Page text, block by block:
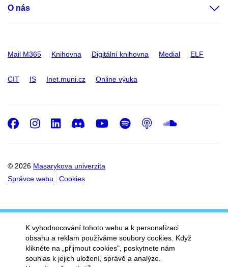
O nás
Mail M365 Knihovna Digitální knihovna Medial ELF
CIT IS Inet.muni.cz Online výuka
© 2026 Masarykova univerzita
Správce webu
Cookies
Facebook
Instagram
LinkedIn
DiscordYoutube
Spotify
Podcast
K vyhodnocování tohoto webu a k personalizaci
obsahu a reklam používáme soubory cookies. Když
klikněte na „přijmout cookies", poskytnete nám
souhlas k jejich uložení, správě a analýze.